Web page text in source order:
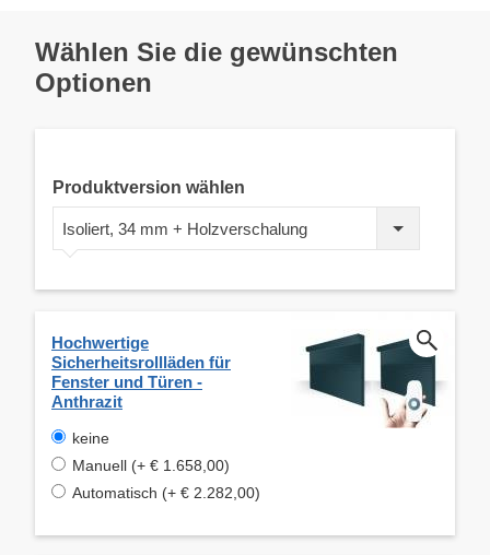
Wählen Sie die gewünschten
Optionen
Produktversion wählen
Isoliert, 34 mm + Holzverschalung
Hochwertige
Sicherheitsrollläden für
Fenster und Türen -
Anthrazit
keine
Manuell (+ € 1.658,00)
Automatisch (+ € 2.282,00)